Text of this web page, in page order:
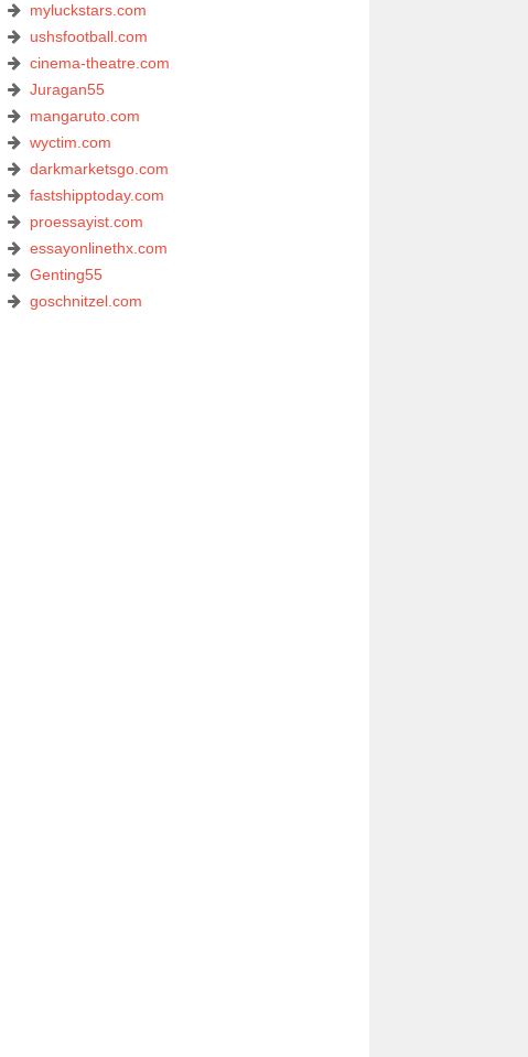
myluckstars.com
ushsfootball.com
cinema-theatre.com
Juragan55
mangaruto.com
wyctim.com
darkmarketsgo.com
fastshipptoday.com
proessayist.com
essayonlinethx.com
Genting55
goschnitzel.com